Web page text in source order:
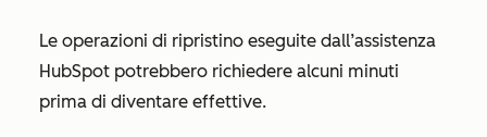
Le operazioni di ripristino eseguite dall’assistenza
HubSpot potrebbero richiedere alcuni minuti
prima di diventare effettive.